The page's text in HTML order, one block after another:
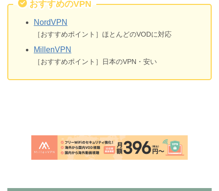
おすすめのVPN
NordVPN
［おすすめポイント］ほとんどのVODに対応
MillenVPN
［おすすめポイント］日本のVPN・安い